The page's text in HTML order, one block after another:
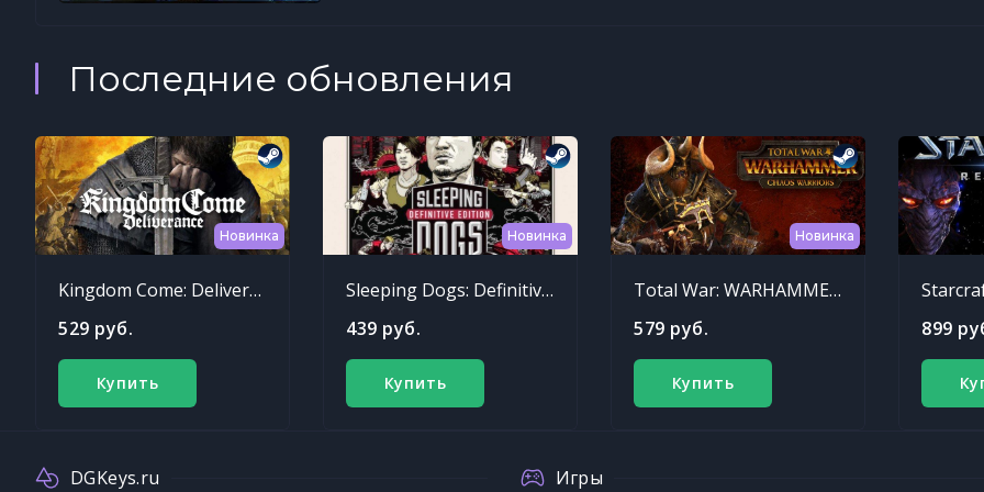
Последние обновления
Новинка
Kingdom Come: Deliverance
529 руб.
Купить
Новинка
Sleeping Dogs: Definitive Edition
439 руб.
Купить
Новинка
Total War: WARHAMMER - Chaos Warriors Race Pack
579 руб.
Купить
899
DGKeys.ru Игры